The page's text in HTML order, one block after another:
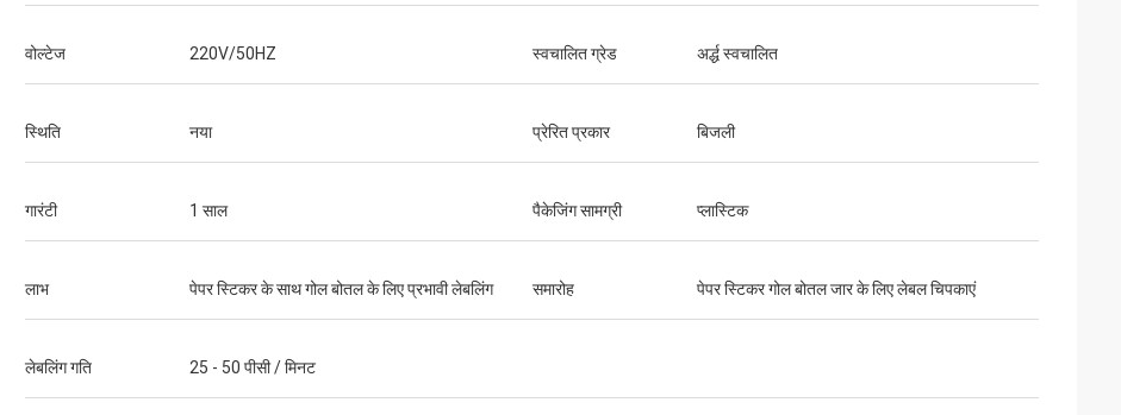
वोल्टेज 220V/50HZ स्वचालित ग्रेड अर्द्ध स्वचालित
स्थिति नया प्रेरित प्रकार बिजली
गारंटी 1 साल पैकेजिंग सामग्री प्लास्टिक
लाभ पेपर स्टिकर के साथ गोल बोतल के लिए प्रभावी लेबलिंग समारोह पेपर स्टिकर गोल बोतल जार के लिए लेबल चिपकाएं
लेबलिंग गति 25 - 50 पीसी / मिनट